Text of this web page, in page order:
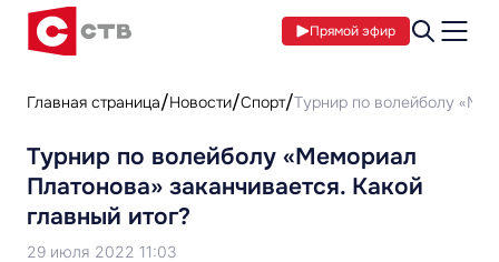
Прямой эфир
Главная страница Новости Спорт Турнир по волейболу
Турнир по волейболу «Мемориал
Платонова» заканчивается. Какой
главный итог?
29 июля 2022 11:03